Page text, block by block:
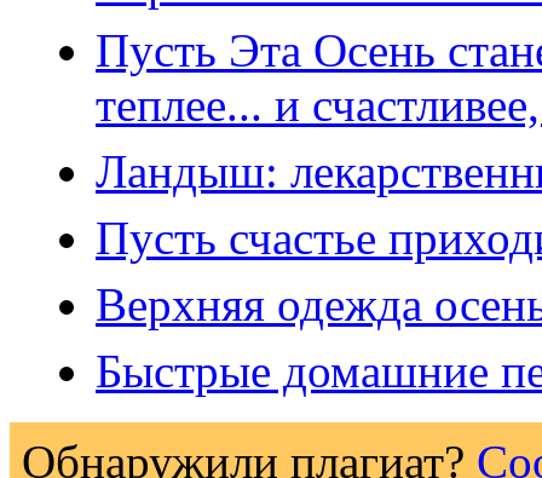
Пусть Эта Осень
теплее... и
Ландыш:
Пусть счастье
Верхняя одежда
Быстрые домашние
Обнаружили плагиат?